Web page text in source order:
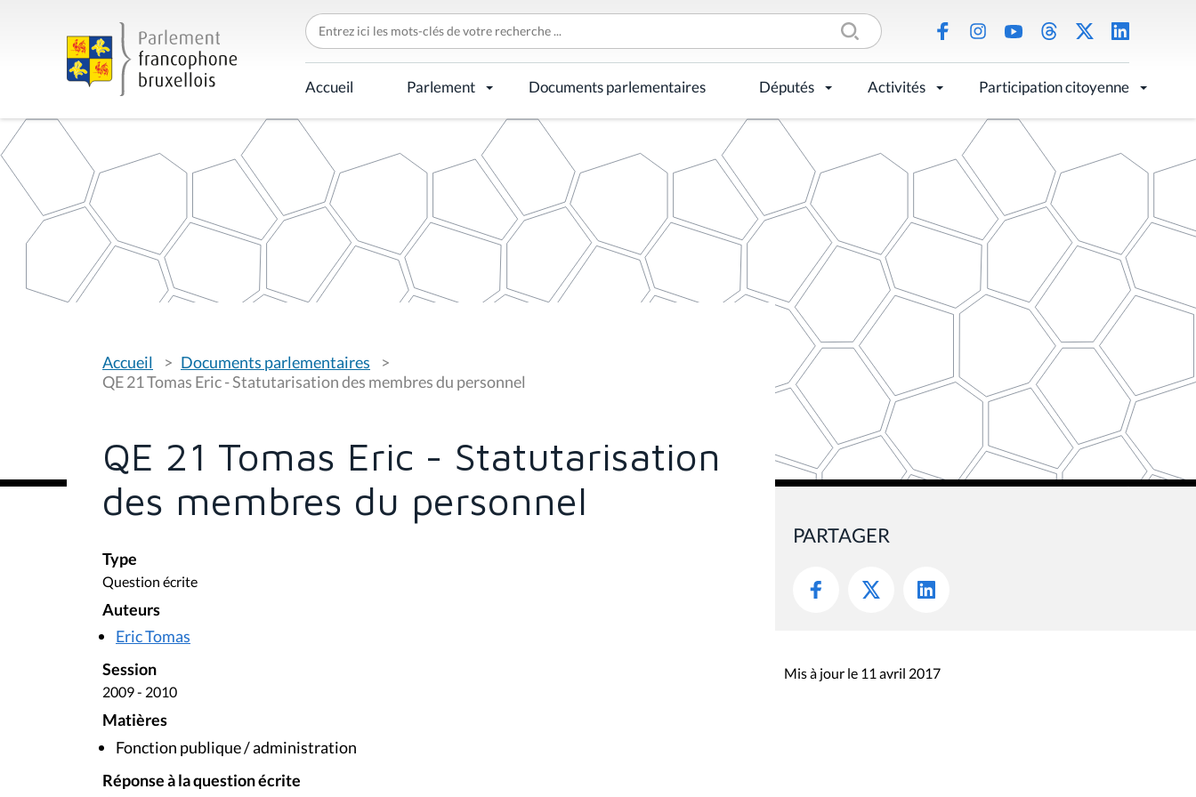
C
h
e
r
c
h
r
p
Accueil Parlement Documents parlementaires Députés Activités Participation citoyenne
o
u
s
s
:
Accueil
Documents parlementaires
QE 21 Tomas Eric - Statutarisation des membres du personnel
QE 21 Tomas Eric - Statutarisation
des membres du personnel
Type
Question écrite
Auteurs
Eric Tomas
Session
2009 - 2010
Matières
Fonction publique / administration
Réponse à la question écrite
PARTAGER
Mis à jour le 11 avril 2017